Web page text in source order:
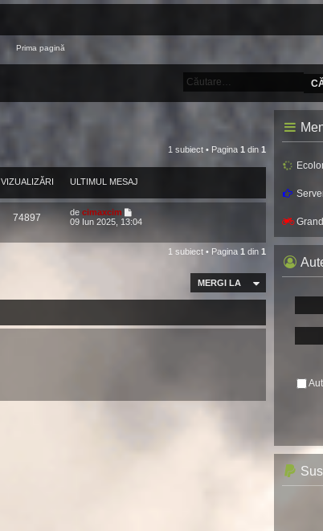
1 subiect • Pagina 1 din 1
VIZUALIZĂRI ULTIMUL MESAJ
74897 de cimaxcim
09 Iun 2025, 13:04
1 subiect • Pagina 1 din 1
MERGI LA